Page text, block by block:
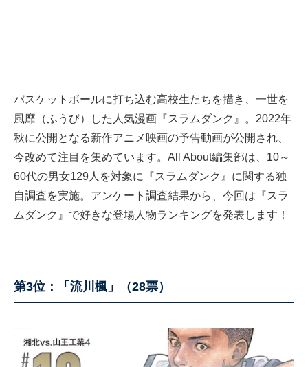
バスケットボールに打ち込む高校生たちを描き、一世を
風靡（ふうび）した人気漫画『スラムダンク』。2022年
秋に公開となる新作アニメ映画の予告動画が公開され、
今改めて注目を集めています。All About編集部は、10～
60代の男女129人を対象に『スラムダンク』に関する独
自調査を実施。アンケート調査結果から、今回は『スラ
ムダンク』で好きな登場人物ランキングを発表します！
第3位：「流川楓」（28票）